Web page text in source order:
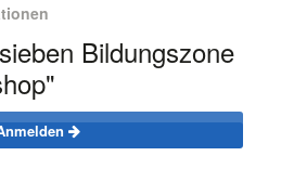
Bildungszone